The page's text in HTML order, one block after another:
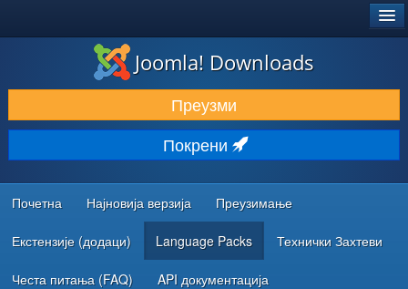
ПРЕУЗИМАЊЕ И ПРОШИРЕЊА (ЕКСТЕНЗИЈЕ)
ОТКРИЈТЕ И НАУЧИТЕ
ЗАЈЕДНИЦА И ПОДРШКА
РЕСУРСИ ЗА РАЗВОЈ
Joomla! Downloads
Преузми
Покрени
Почетна Најновија верзија Преузимање
Екстензије (додаци) Language Packs Технички Захтеви
Честа питања (FAQ) API документација